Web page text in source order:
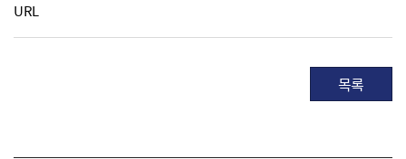
URL
목록